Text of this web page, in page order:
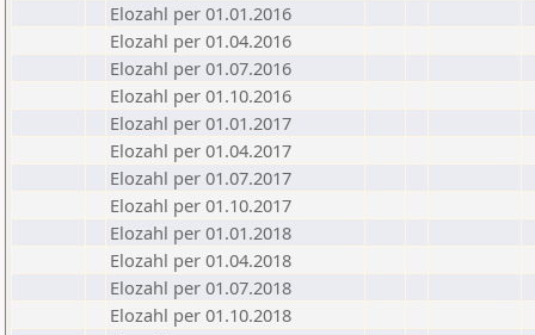
Elozahl per 01.01.2016
Elozahl per 01.04.2016
Elozahl per 01.07.2016
Elozahl per 01.10.2016
Elozahl per 01.01.2017
Elozahl per 01.04.2017
Elozahl per 01.07.2017
Elozahl per 01.10.2017
Elozahl per 01.01.2018
Elozahl per 01.04.2018
Elozahl per 01.07.2018
Elozahl per 01.10.2018